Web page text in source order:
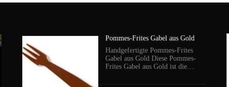
Pommes-Frites Gabel aus Gold
Handgefertigte Pommes-Frites
Gabel aus Gold Diese Pommes-
Frites Gabel aus Gold ist die…